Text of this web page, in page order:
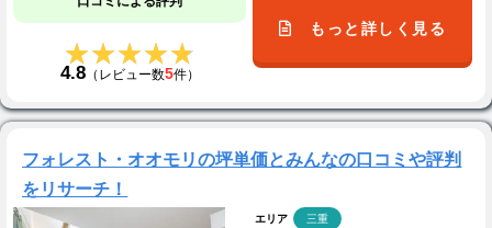
★★★★★
★★★★★
4.8（レビュー数5件）
もっと詳しく見る
フォレスト・オオモリの坪単価とみんなの口コミや評判
をリサーチ！
エリア 三重